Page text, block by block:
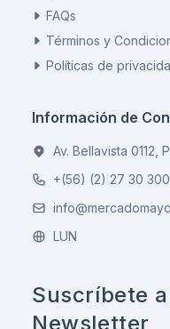
FAQs
Términos y
Políticas de
Información de
Av. Bellavista 0112,
+(56) (2) 27 30
LUN
Suscríbete
Newsletter